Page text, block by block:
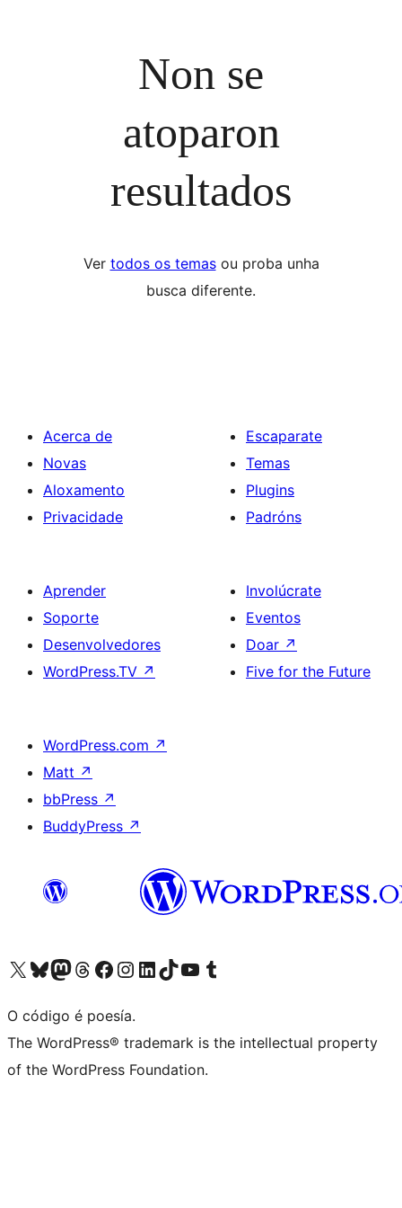
Non se
atoparon
resultados
Ver todos os temasou proba unha
busca diferente.
Acerca de
Novas
Aloxamento
Privacidade
Escaparate
Temas
Plugins
Padróns
Aprender
Soporte
Desenvolvedores
WordPress.TV ↗
Involúcrate
Eventos
Doar ↗
Five for the Future
WordPress.com ↗
Matt ↗
bbPress ↗
BuddyPress ↗
Visita la cuenta de X (anteriormente Twitter)
Visita a nosa conta de Bluesky
Visita a nosa conta de Mastodon
Visita a nosa conta de Threads
Visita a nosa páxina de Facebook
Visita a nosa conta de Instagram
Visita a nosa conta de LinkedIn
Visita a nosa conta de TikTok
Visita a nosa canle de YouTube
Visita a nosa conta de Tumblr
O código é poesía.
The WordPress® trademark is the intellectual property
of the WordPress Foundation.